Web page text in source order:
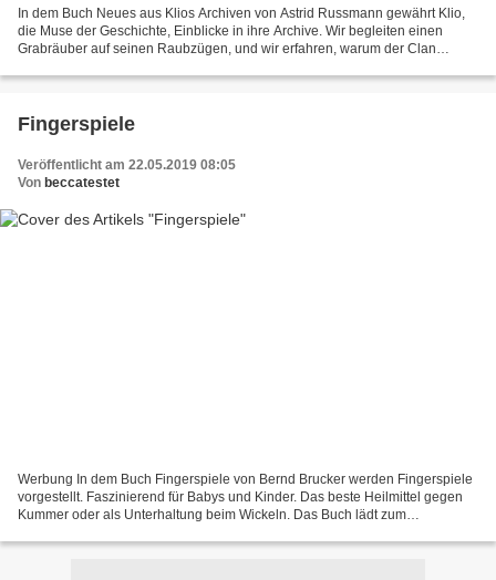
In dem Buch Neues aus Klios Archiven von Astrid Russmann gewährt Klio,
die Muse der Geschichte, Einblicke in ihre Archive. Wir begleiten einen
Grabräuber auf seinen Raubzügen, und wir erfahren, warum der Clan
Fingerspiele
Veröffentlicht am 22.05.2019 08:05
Von beccatestet
Werbung In dem Buch Fingerspiele von Bernd Brucker werden Fingerspiele
vorgestellt. Faszinierend für Babys und Kinder. Das beste Heilmittel gegen
Kummer oder als Unterhaltung beim Wickeln. Das Buch lädt zum